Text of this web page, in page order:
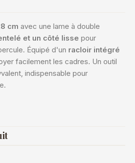
cm avec une lame à double
et un côté lisse pour
Équipé d'un racloir intégré
facilement les cadres. Un outil
indispensable pour